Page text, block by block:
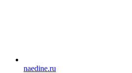
naedine.ru